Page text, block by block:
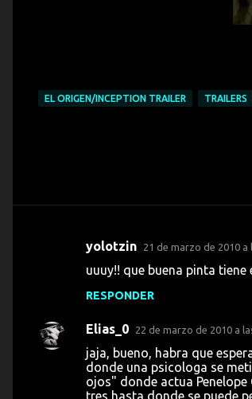
EL ORIGEN/INCEPTION TRAILER TRAILERS
e
n
yolotzin 21 de marzo de 2010 a
uuuy!! que buena pinta
RESPONDER
Elias_0 22 de marzo de 2010 a
jaja, bueno, habra que
donde una psicologa se
ojos" donde actua
tres hasta donde se puede